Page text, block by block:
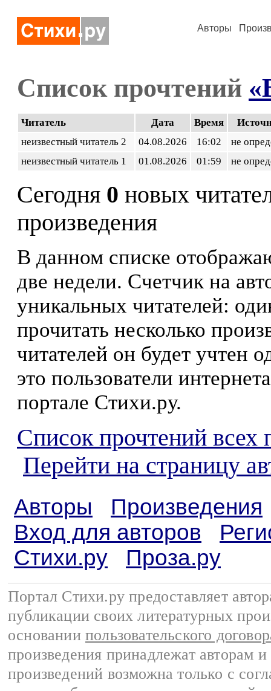
Авторы
Список прочтений
Читатель Дата Время
неизвестный читатель 2
04.08.2026 16:02
не
неизвестный читатель 1
01.08.2026 01:59 не
Сегодня 0 новых
произведения
В данном списке
две недели. Счетчик на
уникальных читателей:
прочитать несколько
читателей он будет учтен
это пользователи
портале Стихи.ру.
Список прочтений всех
Перейти на страницу
Авторы
Произведения
Вход для авторов
Стихи.ру
Проза.ру
Портал Стихи.ру предоставляет
публикации своих литературных
основании пользовательского
произведения принадлежат авторам
произведений возможна только с